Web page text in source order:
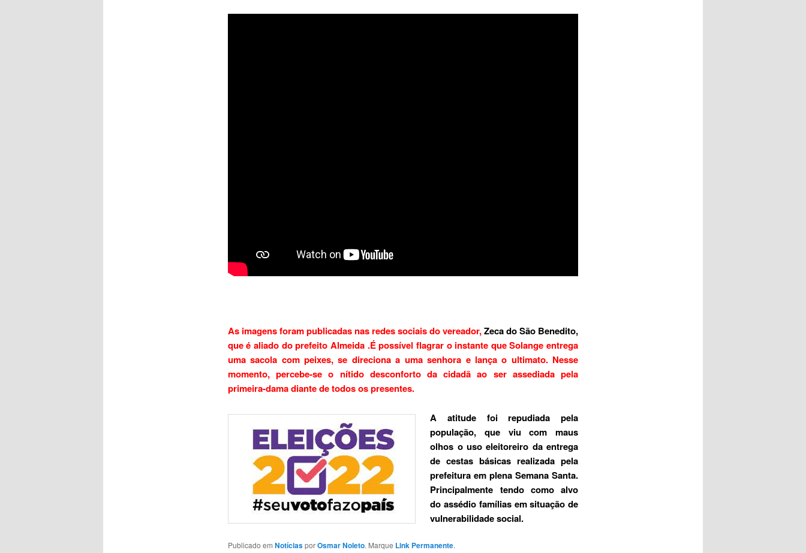
As imagens foram publicadas nas redes sociais do vereador,Zeca do São Benedito,
que é aliado do prefeito Almeida .É possível flagrar o instante que Solange entrega
uma sacola com peixes, se direciona a uma senhora e lança o ultimato. Nesse
momento, percebe-se o nítido desconforto da cidadã ao ser assediada pela
primeira-dama diante de todos os presentes.
A atitude foi repudiada pela
população, que viu com maus
olhos o uso eleitoreiro da entrega
de cestas básicas realizada pela
prefeitura em plena Semana Santa.
Principalmente tendo como alvo
do assédio famílias em situação de
vulnerabilidade social.
Publicado em NotíciasporOsmar Noleto. Marque Link Permanente.